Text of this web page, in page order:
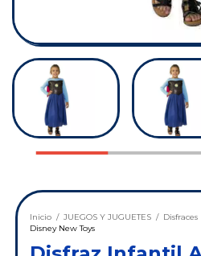
Inicio / JUEGOS Y JUGUETES / Disfraces
Disney New Toys